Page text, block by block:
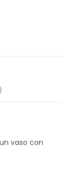
vaso con